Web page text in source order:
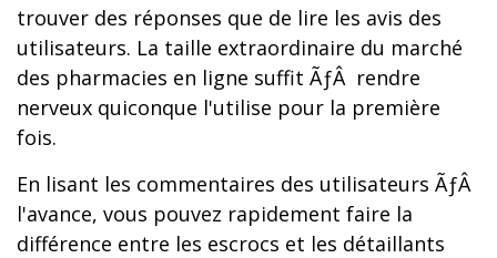
trouver des réponses que de lire les avis des
utilisateurs. La taille extraordinaire du marché
des pharmacies en ligne suffit ÃƒÂ rendre
nerveux quiconque l'utilise pour la première
fois.
En lisant les commentaires des utilisateurs ÃƒÂ
l'avance, vous pouvez rapidement faire la
différence entre les escrocs et les détaillants